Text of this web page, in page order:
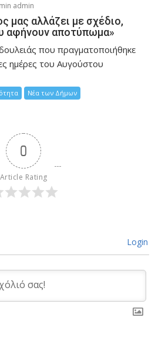
admin
μας αλλάζει με σχέδιο,
αφήνουν αποτύπωμα»
που πραγματοποιήθηκε
ημέρες του Αυγούστου
Νέα των Δήμων
0
Article Rating
Login